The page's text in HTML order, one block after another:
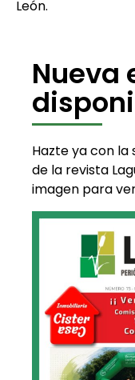
León.
Nueva
Hazte ya con
de la revista
imagen para